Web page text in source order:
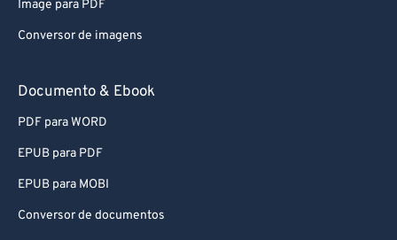
Image para PDF
Conversor de imagens
Documento & Ebook
PDF para WORD
EPUB para PDF
EPUB para MOBI
Conversor de documentos